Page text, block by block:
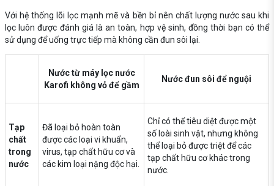
Với hệ thống lõi lọc mạnh mẽ và bền bỉ nên chất lượng nước sau khi
lọc luôn được đánh giá là an toàn, hợp vệ sinh, đồng thời bạn có thể
sử dụng để uống trực tiếp mà không cần đun sôi lại.
Nước từ máy lọc nước
Karofi không vỏ để gầm
Nước đun sôi để nguội
Tạp
chất
trong
nước
Đã loại bỏ hoàn toàn
được các loại vi khuẩn,
virus, tạp chất hữu cơ và
các kim loại nặng độc hại.
Chỉ có thể tiêu diệt được một
số loài sinh vật, nhưng không
thể loại bỏ được triệt để các
tạp chất hữu cơ khác trong
nước.